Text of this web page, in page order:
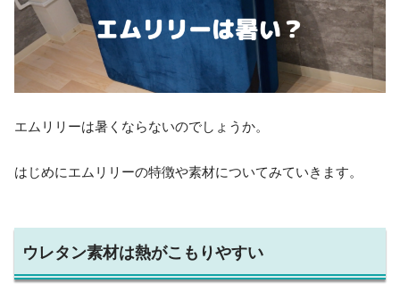
エムリリーは暑くならないのでしょうか。
はじめにエムリリーの特徴や素材についてみていきます。
ウレタン素材は熱がこもりやすい